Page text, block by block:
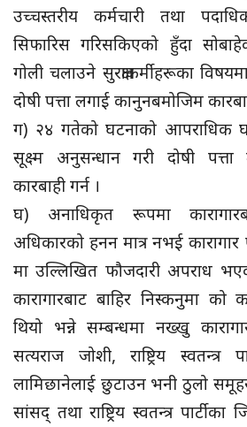
उच्चस्तरीय कर्मचारी तथा
सिफारिस गरिसकिएको हुँदा
गोली चलाउने सुरक्षाकर्मीहरूका
दोषी पत्ता लगाई कानुनबमोजिम
ग) २४ गतेको घटनाको आपराधिक
सूक्ष्म अनुसन्धान गरी दोषी
कारबाही गर्न ।
घ) अनाधिकृत रूपमा
अधिकारको हनन मात्र नभई
मा उल्लिखित फौजदारी अपराध
कारागारबाट बाहिर निस्कनुमा
थियो भन्ने सम्बन्धमा नख्खु
सत्यराज जोशी, राष्ट्रिय स्वतन्त्र
लामिछानेलाई छुटाउन भनी ठुलो
सांसद् तथा राष्ट्रिय स्वतन्त्र